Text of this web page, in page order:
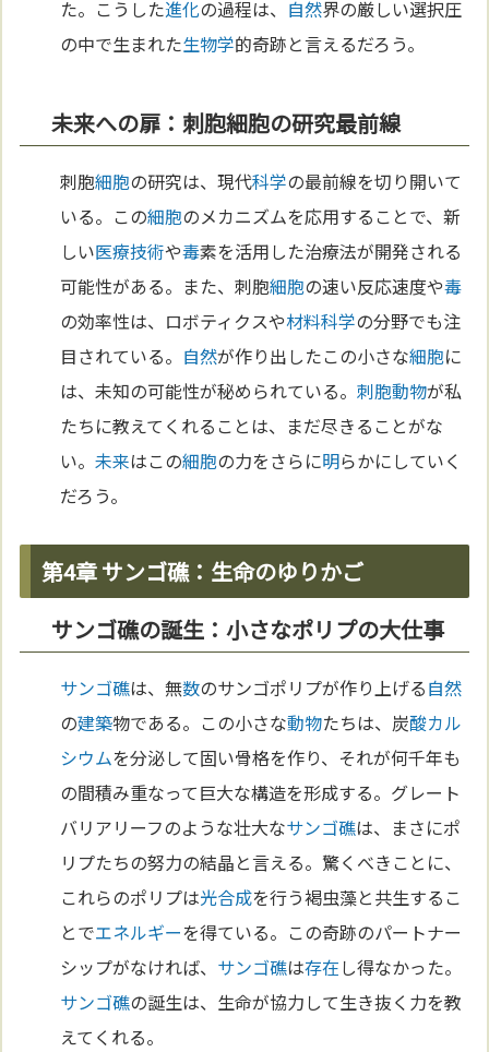
た。こうした進化の過程は、 自然界の厳しい選択圧
の中で生まれた生物学的奇跡と言えるだろう。
未来への扉：刺胞細胞の研究最前線
刺胞細胞の研究は、現代科学の最前線を切り開いて
いる。この細胞のメカニズムを応用することで、新
しい医療技術や毒素を活用した治療法が開発される
可能性がある。また、刺胞細胞の速い反応速度や毒
の効率性は、ロボティクスや材料科学の分野でも注
目されている。 自然が作り出したこの小さな細胞に
は、未知の可能性が秘められている。刺胞動物が私
たちに教えてくれることは、まだ尽きることがな
い。未来はこの細胞の力をさらに明らかにしていく
だろう。
第4章 サンゴ礁：生命のゆりかご
サンゴ礁の誕生：小さなポリプの大仕事
サンゴ礁は、無数のサンゴポリプが作り上げる自然
の建築物である。この小さな動物たちは、炭酸カル
シウムを分泌して固い骨格を作り、それが何千年も
の間積み重なって巨大な構造を形成する。グレート
バリアリーフのような壮大なサンゴ礁は、まさにポ
リプたちの努力の結晶と言える。驚くべきことに、
これらのポリプは光合成を行う褐虫藻と共生するこ
とでエネルギーを得ている。この奇跡のパートナー
シップがなければ、 サンゴ礁は存在し得なかった。
サンゴ礁の誕生は、生命が協力して生き抜く力を教
えてくれる。